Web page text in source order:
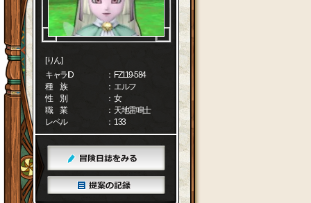
[りん]
キャラID
： FZ119-584
種 族
： エルフ
性 別
： 女
職 業
： 天地雷鳴士
レベル
： 133